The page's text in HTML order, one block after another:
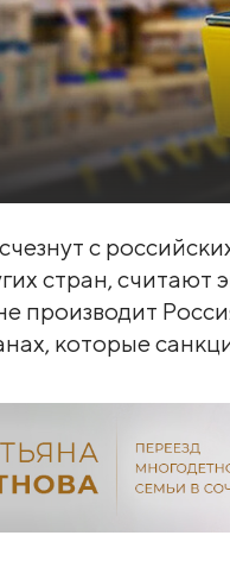
с
стран,
производит
которые